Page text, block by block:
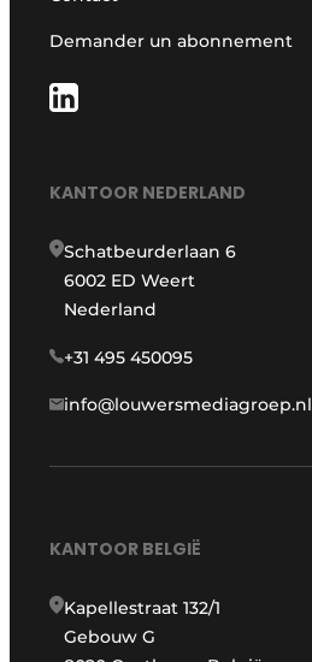
Demander un abonnement
KANTOOR NEDERLAND
Schatbeurderlaan 6
6002 ED Weert
Nederland
+31 495 450095
info@louwersmediagroep.nl
KANTOOR BELGIË
Kapellestraat 132/1
Gebouw G